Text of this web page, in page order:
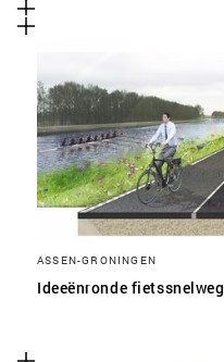
ASSEN-GRONINGEN
Ideeënronde fietssnelweg